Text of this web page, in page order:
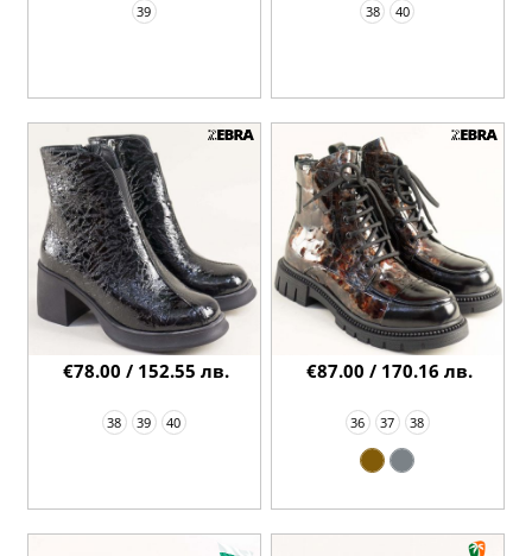
39 38 40
38 39 40
€78.00 / 152.55 лв.
36 37 38
€87.00 / 170.16 лв.